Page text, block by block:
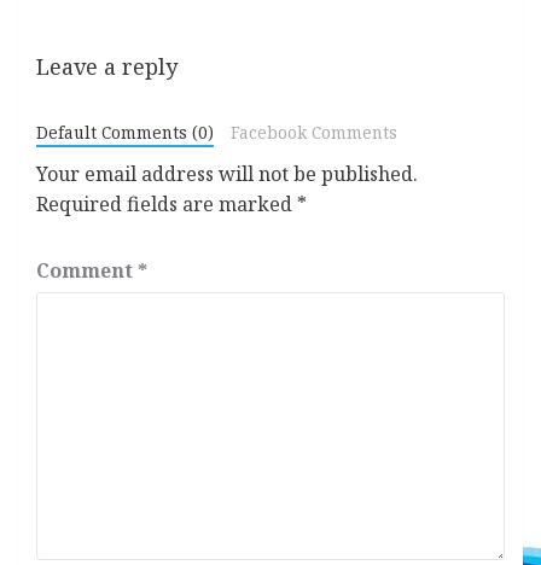
Leave a reply
Default Comments (0) Facebook Comments
Your email address will not be published.
Required fields are marked *
Comment *